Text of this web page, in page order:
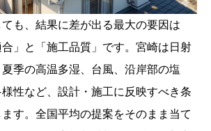
も、結果に差が出る最大の要因は
合」と「施工品質」です。宮崎は日射
季の高温多湿、台風、沿岸部の塩
性など、設計・施工に反映すべき条
す。全国平均の提案をそのまま当て
発信 Webで見積り依頼